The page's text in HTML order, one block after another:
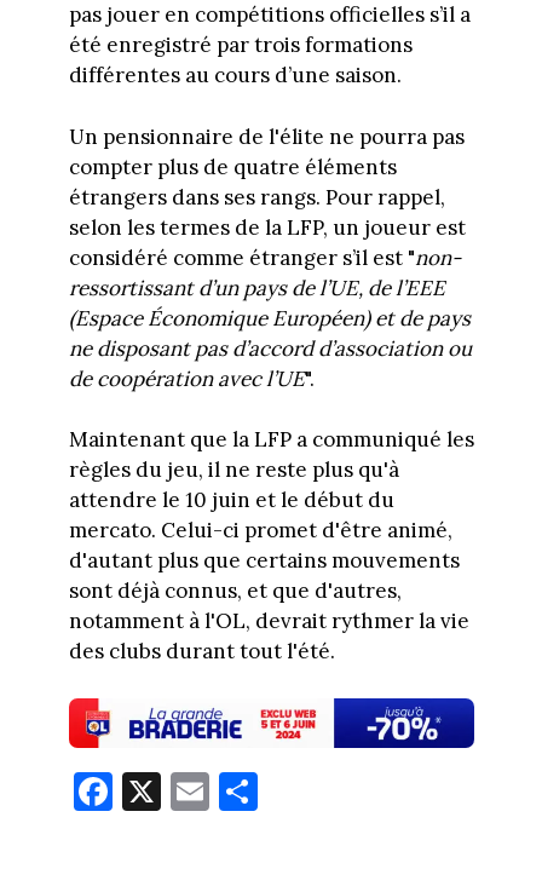
pas jouer en compétitions officielles s’il a
été enregistré par trois formations
différentes au cours d’une saison.
Un pensionnaire de l'élite ne pourra pas
compter plus de quatre éléments
étrangers dans ses rangs. Pour rappel,
selon les termes de la LFP, un joueur est
considéré comme étranger s’il est "non-
ressortissant d’un pays de l’UE, de l’EEE
(Espace Économique Européen) et de pays
ne disposant pas d’accord d’association ou
de coopération avec l’UE".
Maintenant que la LFP a communiqué les
règles du jeu, il ne reste plus qu'à
attendre le 10 juin et le début du
mercato. Celui-ci promet d'être animé,
d'autant plus que certains mouvements
sont déjà connus, et que d'autres,
notamment à l'OL, devrait rythmer la vie
des clubs durant tout l'été.
Fa
ce
X E
m
Pa
rt